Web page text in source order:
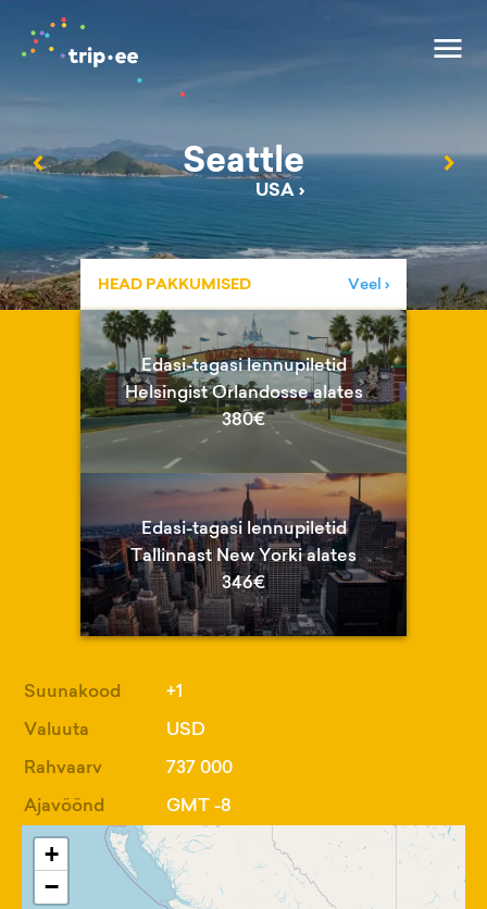
‹ Seattle
USA›
›
HEAD PAKKUMISED Veel ›
Edasi-tagasi lennupiletid
Helsingist Orlandosse alates
380€
Edasi-tagasi lennupiletid
Tallinnast New Yorki alates
346€
Suunakood
+1
Valuuta
USD
Rahvaarv
737 000
Ajavöönd
GMT -8
+
−